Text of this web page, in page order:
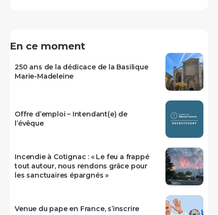
En ce moment
250 ans de la dédicace de la Basilique
Marie-Madeleine
Offre d’emploi – Intendant(e) de
l’évêque
Incendie à Cotignac : « Le feu a frappé
tout autour, nous rendons grâce pour
les sanctuaires épargnés »
Venue du pape en France, s’inscrire